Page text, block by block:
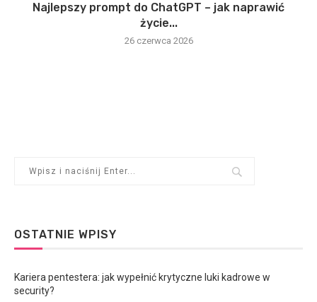
Najlepszy prompt do ChatGPT – jak naprawić
życie...
26 czerwca 2026
OSTATNIE WPISY
Kariera pentestera: jak wypełnić krytyczne luki kadrowe w
security?